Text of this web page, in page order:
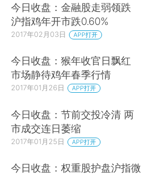
今日收盘：金融股走弱领跌
沪指鸡年开市跌0.60%
2017年02月03日 APP打开
今日收盘：猴年收官日飘红
市场静待鸡年春季行情
2017年01月26日 APP打开
今日收盘：节前交投冷清 两
市成交连日萎缩
2017年01月25日 APP打开
今日收盘：权重股护盘沪指微